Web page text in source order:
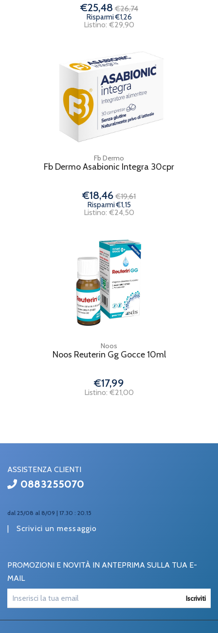
€25,48 €26,74
Risparmi €1,26
Listino: €29,90
Fb Dermo
Fb Dermo Asabionic Integra 30cpr
€18,46 €19,61
Risparmi €1,15
Listino: €24,50
Noos
Noos Reuterin Gg Gocce 10ml
€17,99
Listino: €21,00
ASSISTENZA CLIENTI
0883255070
dal 25/08 al 8/09 | 17.30 : 20.15
| Scrivici un messaggio
PROMOZIONI E NOVITÀ IN ANTEPRIMA SULLA TUA E-
MAIL
Iscriviti